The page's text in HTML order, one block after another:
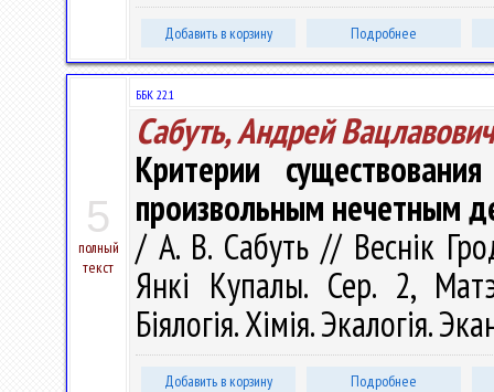
Добавить в корзину Подробнее
5
полный
текст
ББК 22.1
Сабуть, Андрей Вацлавович
Критерии
произвольным нечетным
/ А. В. Сабуть // Веснік
Янкі Купалы. Сер. 2,
Біялогія. Хімія. Экалогія.
Добавить в корзину Подробнее